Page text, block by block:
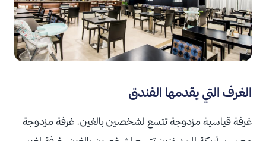
الغرف التي يقدمها الفندق
غرفة قياسية مزدوجة تتسع لشخصين بالغين. غرفة مزدوجة